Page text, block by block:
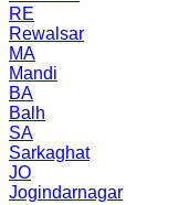
RE
Rewalsar
MA
Mandi
BA
Balh
SA
Sarkaghat
JO
Jogindarnagar